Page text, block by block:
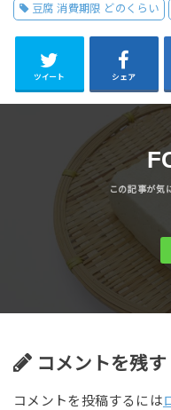
豆腐 消費期限 どのくらい
ツイート シェア
コメントを残す
コメントを投稿するには